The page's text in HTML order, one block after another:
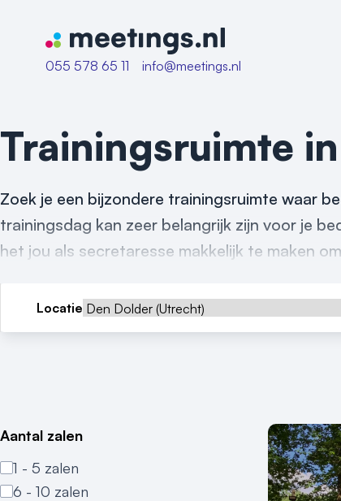
Naar home van Meetings
055 578 65 11
info@meetings.nl
Trainingsruimte in
Zoek je een bijzondere trainingsruimte waar
trainingsdag kan zeer belangrijk zijn voor je
het jou als secretaresse makkelijk te maken
Locatie
Aantal zalen
1 - 5 zalen
6 - 10 zalen